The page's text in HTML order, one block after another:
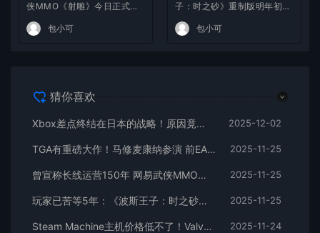
侠MMO《射雕》今日正式停
运
包小可
子：时之砂》重制版明年初发
布！
包小可
猜你喜欢
Xbox差点终结在日本的战略！原因竟因一款抱枕 2025-12-02
TGA有重磅大作！马修麦康纳参演 前EA开发者打造 2025-11-25
曾宣称长线运营150年 网易武侠MMO《射雕》今日正式停运 2025-11-25
玩家已苦等5年：《波斯王子：时之砂》重制版明年初发布！ 2025-11-25
Steam Machine主机价格低不了！Valve不会亏本补贴 2025-11-24